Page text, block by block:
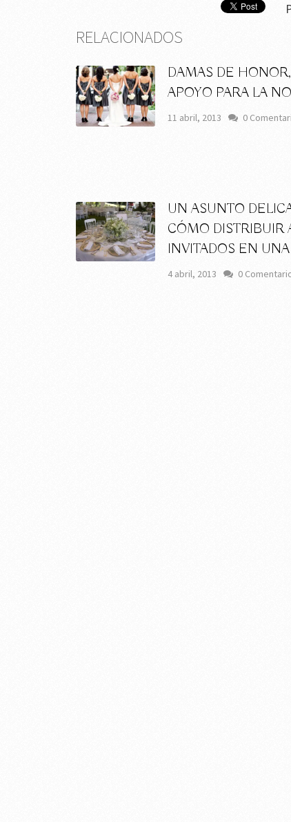
RELACIONADOS
DAMAS DE
APOYO PARA LA
11 abril, 2013 0
UN ASUNTO
CÓMO DISTRIBUIR
INVITADOS EN
4 abril, 2013 0